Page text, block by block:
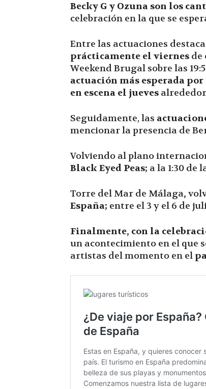
Becky G y Ozuna son los
celebración en la que se
Entre las actuaciones
prácticamente el viernes de
Weekend Brugal sobre las
actuación más esperada
en escena el jueves
Seguidamente, las
mencionar la presencia de
Volviendo al plano
Black Eyed Peas; a la 1:30 de
Torre del Mar de Málaga,
España; entre el 3 y el 6 de
Finalmente, con la
un acontecimiento en el que
artistas del momento en el